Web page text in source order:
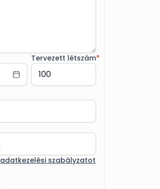
Tervezett létszám*
adatkezelési szabályzatot